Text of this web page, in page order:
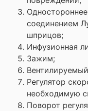
соединением
шприцов;
Инфузионная
Зажим;
Регулятор
необходимую
Поворот